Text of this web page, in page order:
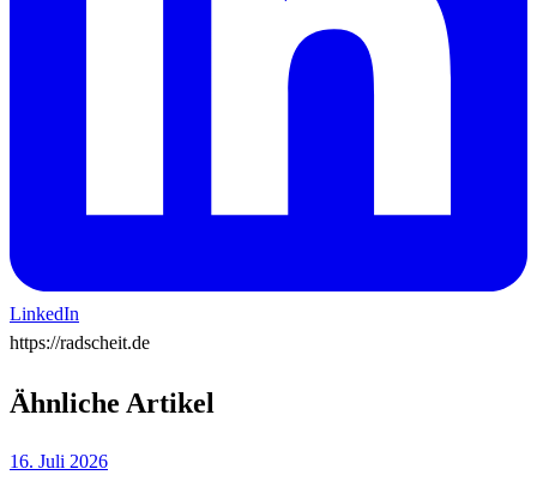
LinkedIn
https://radscheit.de
Ähnliche Artikel
16. Juli 2026